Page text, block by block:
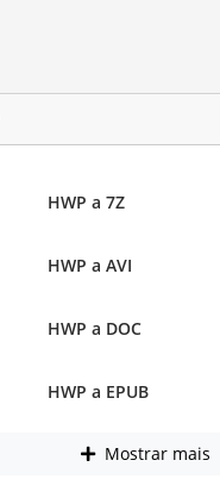
HWP a 7Z
HWP a AVI
HWP a DOC
HWP a EPUB
Mostrar mais